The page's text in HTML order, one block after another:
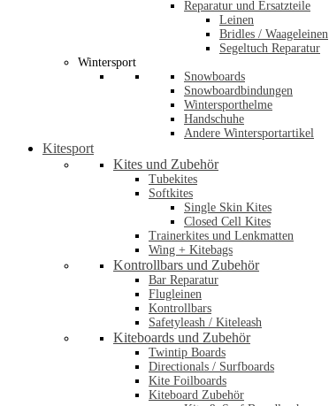
Reparatur und Ersatzteile
Leinen
Bridles / Waageleinen
Segeltuch Reparatur
Wintersport
Snowboards
Snowboardbindungen
Wintersporthelme
Handschuhe
Andere Wintersportartikel
Kitesport
Kites und Zubehör
Tubekites
Softkites
Single Skin Kites
Closed Cell Kites
Trainerkites und Lenkmatten
Wing + Kitebags
Kontrollbars und Zubehör
Bar Reparatur
Flugleinen
Kontrollbars
Safetyleash / Kiteleash
Kiteboards und Zubehör
Twintip Boards
Directionals / Surfboards
Kite Foilboards
Kiteboard Zubehör